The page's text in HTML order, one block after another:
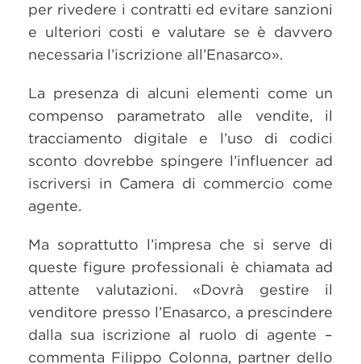
per rivedere i contratti ed evitare sanzioni
e ulteriori costi e valutare se è davvero
necessaria l’iscrizione all’Enasarco».
La presenza di alcuni elementi come un
compenso parametrato alle vendite, il
tracciamento digitale e l’uso di codici
sconto dovrebbe spingere l’influencer ad
iscriversi in Camera di commercio come
agente.
Ma soprattutto l’impresa che si serve di
queste figure professionali è chiamata ad
attente valutazioni. «Dovrà gestire il
venditore presso l’Enasarco, a prescindere
dalla sua iscrizione al ruolo di agente –
commenta Filippo Colonna, partner dello